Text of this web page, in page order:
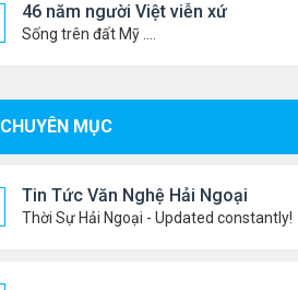
46 năm người Việt viễn xứ
Sống trên đất Mỹ ....
CHUYÊN MỤC
Tin Tức Văn Nghệ Hải Ngoại
Thời Sự Hải Ngoại - Updated constantly!